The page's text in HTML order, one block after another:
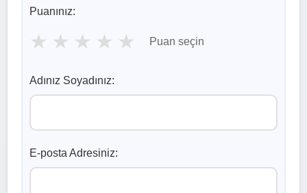
Puanınız:
★ ★ ★ ★ ★ Puan seçin
Adınız Soyadınız:
E-posta Adresiniz: